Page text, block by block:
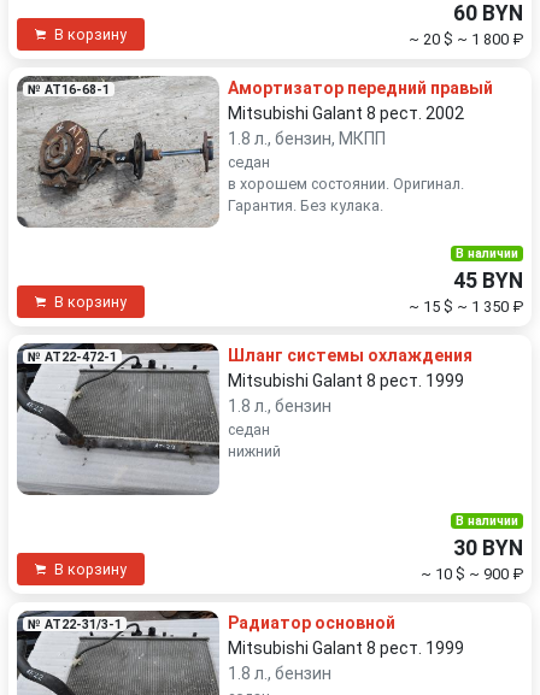
В корзину
60 BYN
~ 20 $ ~ 1 800 ₽
№ AT16-68-1
Амортизатор передний правый
Mitsubishi Galant 8 рест. 2002
1.8 л., бензин, МКПП
седан
в хорошем состоянии. Оригинал.
Гарантия. Без кулака.
В корзину
В наличии
45 BYN
~ 15 $ ~ 1 350 ₽
№ AT22-472-1
Шланг системы охлаждения
Mitsubishi Galant 8 рест. 1999
1.8 л., бензин
седан
нижний
В корзину
В наличии
30 BYN
~ 10 $ ~ 900 ₽
№ AT22-31/3-1
Радиатор основной
Mitsubishi Galant 8 рест. 1999
1.8 л., бензин